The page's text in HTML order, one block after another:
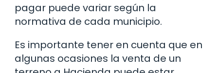
pagar puede variar según la
normativa de cada municipio.
Es importante tener en cuenta que en
algunas ocasiones la venta de un